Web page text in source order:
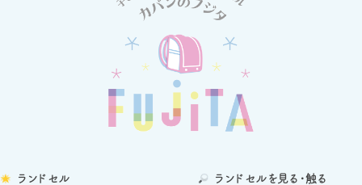
ランドセル ランドセルを 見る・触る